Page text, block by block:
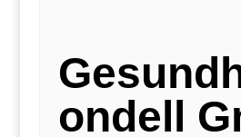
ondell